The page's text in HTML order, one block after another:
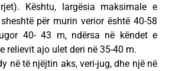
Kështu, largësia maksimale e
për murin verior është 40-58
40- 43 m, ndërsa në këndet e
relievit ajo ulet deri në 35-40 m.
në të njëjtin aks, veri-jug, dhe një në